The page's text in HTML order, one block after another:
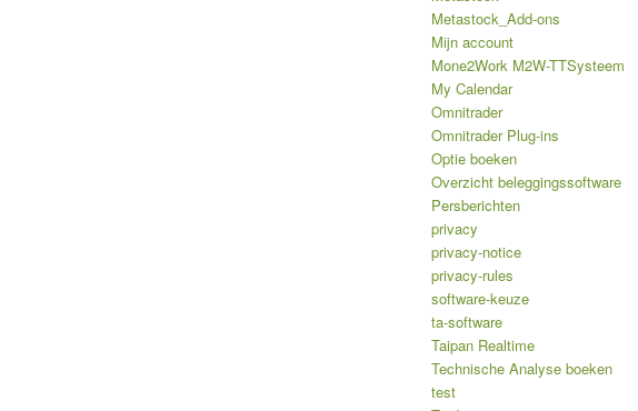
Metastock_Add-ons
Mijn account
Mone2Work M2W-TTSysteem
My Calendar
Omnitrader
Omnitrader Plug-ins
Optie boeken
Overzicht beleggingssoftware
Persberichten
privacy
privacy-notice
privacy-rules
software-keuze
ta-software
Taipan Realtime
Technische Analyse boeken
test